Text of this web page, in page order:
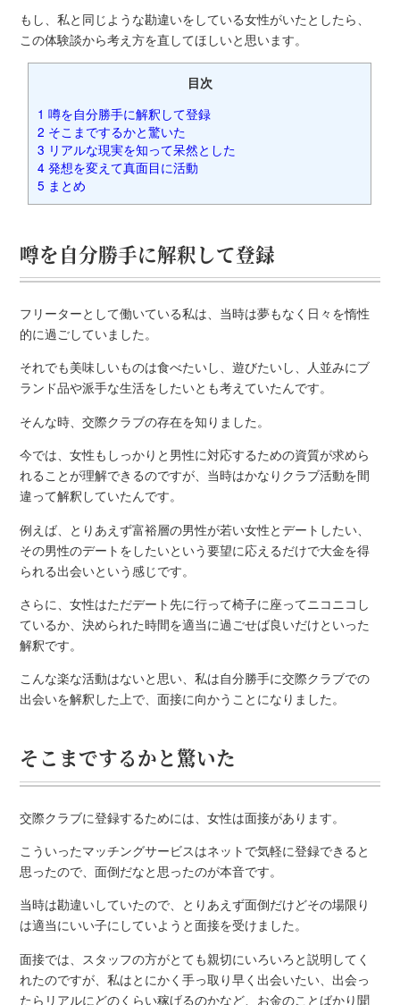
もし、私と同じような勘違いをしている女性がいたとしたら、
この体験談から考え方を直してほしいと思います。
目次
1 噂を自分勝手に解釈して登録
2 そこまでするかと驚いた
3 リアルな現実を知って呆然とした
4 発想を変えて真面目に活動
5 まとめ
噂を自分勝手に解釈して登録
フリーターとして働いている私は、当時は夢もなく日々を惰性
的に過ごしていました。
それでも美味しいものは食べたいし、遊びたいし、人並みにブ
ランド品や派手な生活をしたいとも考えていたんです。
そんな時、交際クラブの存在を知りました。
今では、女性もしっかりと男性に対応するための資質が求めら
れることが理解できるのですが、当時はかなりクラブ活動を間
違って解釈していたんです。
例えば、とりあえず富裕層の男性が若い女性とデートしたい、
その男性のデートをしたいという要望に応えるだけで大金を得
られる出会いという感じです。
さらに、女性はただデート先に行って椅子に座ってニコニコし
ているか、決められた時間を適当に過ごせば良いだけといった
解釈です。
こんな楽な活動はないと思い、私は自分勝手に交際クラブでの
出会いを解釈した上で、面接に向かうことになりました。
そこまでするかと驚いた
交際クラブに登録するためには、女性は面接があります。
こういったマッチングサービスはネットで気軽に登録できると
思ったので、面倒だなと思ったのが本音です。
当時は勘違いしていたので、とりあえず面倒だけどその場限り
は適当にいい子にしていようと面接を受けました。
面接では、スタッフの方がとても親切にいろいろと説明してく
れたのですが、私はとにかく手っ取り早く出会いたい、出会っ
たらリアルにどのくらい稼げるのかなど、お金のことばかり聞